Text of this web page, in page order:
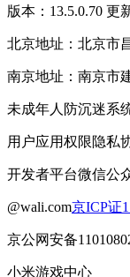
版本：13.5.0.70 更
北京地址：北京市
南京地址：南京市
未成年人防沉迷系
用户应用权限隐私
开发者平台微信公
@wali.com京ICP证
京公网安备
小米游戏中心